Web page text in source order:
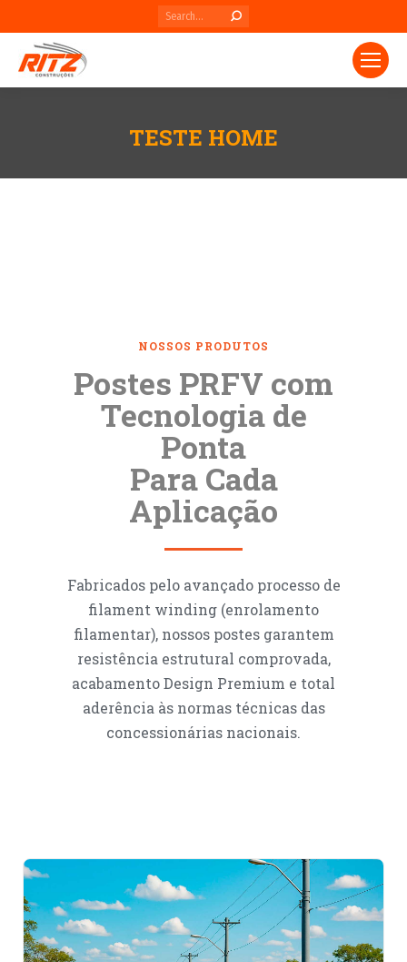
Search:
TESTE HOME
NOSSOS PRODUTOS
Postes PRFV com
Tecnologia de
Ponta
Para Cada
Aplicação
Fabricados pelo avançado processo de
filament winding (enrolamento
filamentar), nossos postes garantem
resistência estrutural comprovada,
acabamento Design Premium e total
aderência às normas técnicas das
concessionárias nacionais.